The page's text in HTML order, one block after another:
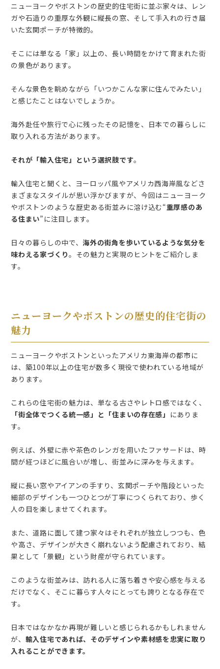
ニューヨークやボストンの歴史的住宅街に並ぶ家々は、レン
ガや石造りの重厚な外観に縦長の窓、そして手入れの行き届
いた玄関ポーチが特徴的。
そこには単なる「家」以上の、長い時間をかけて育まれた街
の景色があります。
そんな景色を眺めながら「いつかこんな家に住んでみたい」
と感じたことはないでしょうか。
海外赴任や旅行で心に残ったその記憶を、日本での暮らしに
取り入れる方法があります。
それが「輸入住宅」という選択肢です。
輸入住宅と聞くと、ヨーロッパ風やアメリカ西海岸風などさ
まざまなスタイルが思い浮かびますが、今回はニューヨーク
やボストンのような歴史ある街並みに溶け込む“重厚感のあ
る住まい”に注目します。
日々の暮らしの中で、海外の街角を歩いているような気分を
味わえる家づくり。その魅力と実現のヒントをご紹介しま
す。
ニューヨークやボストンの歴史的住宅街の
魅力
ニューヨークやボストンといったアメリカ東海岸の都市に
は、築100年以上の住宅が数多く現役で使われている地域が
あります。
これらの住宅街の魅力は、単なる古さやレトロ感ではなく、
「街全体でつくる統一感」と「住まいの存在感」 にありま
す。
例えば、外壁に赤や茶色のレンガを用いたファサードは、時
間が経つほどに風合いが増し、街並みに深みを与えます。
縦に長い窓やアイアンの手すり、玄関ポーチや階段といった
細部のデザインも一つひとつが丁寧につくられており、歩く
人の目を楽しませてくれます。
また、道路に面して建つ家々はそれぞれが独立しつつも、色
や高さ、デザインが大きく崩れないよう配慮されており、結
果として「景観」という財産が守られています。
このような街並みは、訪れる人に落ち着きや安心感を与える
だけでなく、そこに暮らす人々にとっても誇りとなる存在で
す。
日本ではなかなか再現が難しいと感じられるかもしれません
が、 輸入住宅であれば、そのデザインや素材感を忠実に取り
入れることができます。